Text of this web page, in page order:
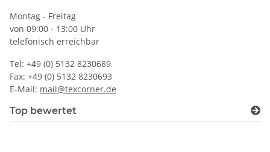
Montag - Freitag
von 09:00 - 13:00 Uhr
telefonisch erreichbar
Tel: +49 (0) 5132 8230689
Fax: +49 (0) 5132 8230693
E-Mail: mail@texcorner.de
Top bewertet